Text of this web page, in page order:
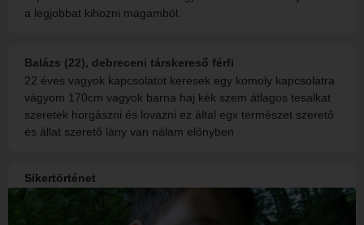
a legjobbat kihozni magamból.
Balázs (22), debreceni társkereső férfi
22 éves vagyok kapcsolatot keresek egy komoly kapcsolatra
vágyom 170cm vagyok barna haj kék szem átlagos tesalkat
szeretek horgászni és lovazni ez által egx természet szerető
és állat szerető lány van nálam előnyben
Sikertörténet